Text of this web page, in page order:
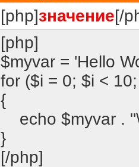
[php]значение[/
[php]
$myvar = 'Hello
for ($i = 0; $i <
{
echo $myvar .
}
[/php]